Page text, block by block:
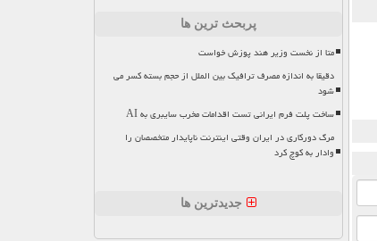
پربحث ترین ها
متا از نخست وزیر هند پوزش خواست
دقیقا به اندازه مصرف ترافیک بین الملل از حجم بسته کسر می
شود
ساخت پلت فرم ایرانی تست اقدامات مخرب سایبری به AI
مرگ دورکاری در ایران وقتی اینترنت ناپایدار متخصصان را
وادار به کوچ کرد
جدیدترین ها